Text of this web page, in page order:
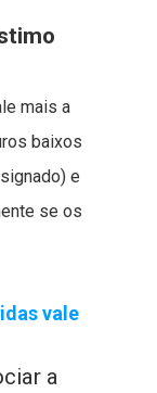
mais a
baixos
e
se os
vale
a